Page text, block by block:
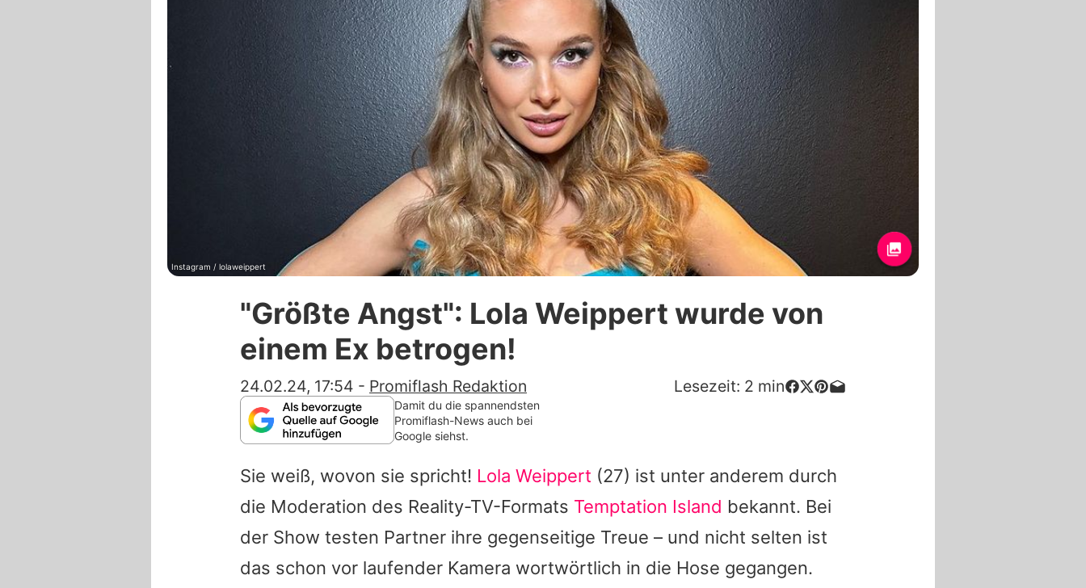
Promiflash Exklusiv
Alle Themen auf Promiflash
Jobs
App runterladen
Team
Redaktionelle Richtlinien
Impressum
Datenschutzerklärung
Nutzungsbedingungen
Utiq verwalten
Instagram / lolaweippert
"Größte Angst": Lola Weippert wurde von
einem Ex betrogen!
24.02.24, 17:54 - Promiflash Redaktion Lesezeit: 2 min
Damit du die spannendsten
Promiflash-News auch bei
Google siehst.
Sie weiß, wovon sie spricht! Lola Weippert (27) ist unter anderem durch
die Moderation des Reality-TV-Formats Temptation Island bekannt. Bei
der Show testen Partner ihre gegenseitige Treue – und nicht selten ist
das schon vor laufender Kamera wortwörtlich in die Hose gegangen.